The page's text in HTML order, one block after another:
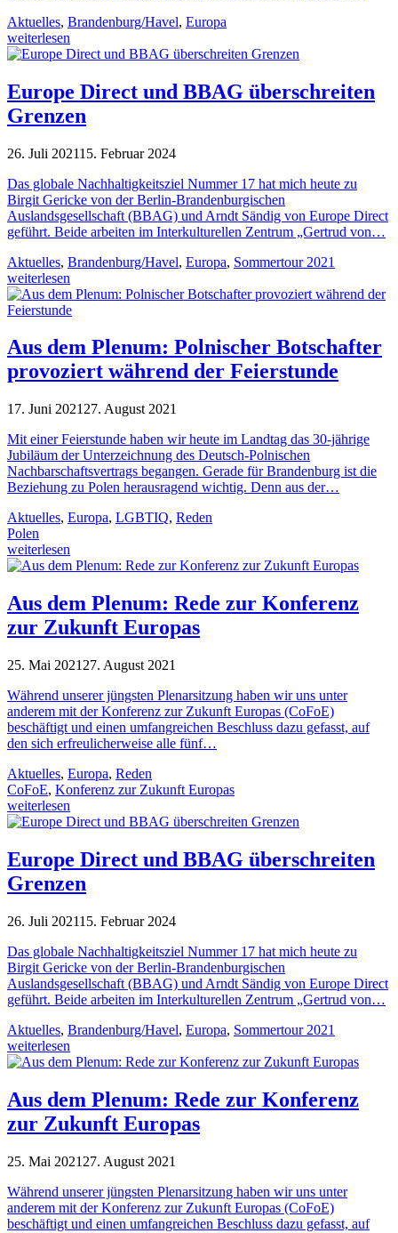
Aktuelles, Brandenburg/Havel, Europa
weiterlesen
Europe Direct und BBAG überschreiten
Grenzen
26. Juli 202115. Februar 2024
Das globale Nachhaltigkeitsziel Nummer 17 hat mich heute zu
Birgit Gericke von der Berlin-Brandenburgischen
Auslandsgesellschaft (BBAG) und Arndt Sändig von Europe Direct
geführt. Beide arbeiten im Interkulturellen Zentrum „Gertrud von…
Aktuelles, Brandenburg/Havel, Europa, Sommertour 2021
weiterlesen
Aus dem Plenum: Polnischer Botschafter
provoziert während der Feierstunde
17. Juni 2021 27. August 2021
Mit einer Feierstunde haben wir heute im Landtag das 30-jährige
Jubiläum der Unterzeichnung des Deutsch-Polnischen
Nachbarschaftsvertrags begangen. Gerade für Brandenburg ist die
Beziehung zu Polen herausragend wichtig. Denn aus der…
Aktuelles, Europa, LGBTIQ, Reden
Polen
weiterlesen
Aus dem Plenum: Rede zur Konferenz
zur Zukunft Europas
25. Mai 2021 27. August 2021
Während unserer jüngsten Plenarsitzung haben wir uns unter
anderem mit der Konferenz zur Zukunft Europas (CoFoE)
beschäftigt und einen umfangreichen Beschluss dazu gefasst, auf
den sich erfreulicherweise alle fünf…
Aktuelles, Europa, Reden
CoFoE, Konferenz zur Zukunft Europas
weiterlesen
Europe Direct und BBAG überschreiten
Grenzen
26. Juli 202115. Februar 2024
Das globale Nachhaltigkeitsziel Nummer 17 hat mich heute zu
Birgit Gericke von der Berlin-Brandenburgischen
Auslandsgesellschaft (BBAG) und Arndt Sändig von Europe Direct
geführt. Beide arbeiten im Interkulturellen Zentrum „Gertrud von…
Aktuelles, Brandenburg/Havel, Europa, Sommertour 2021
weiterlesen
Aus dem Plenum: Rede zur Konferenz
zur Zukunft Europas
25. Mai 2021 27. August 2021
Während unserer jüngsten Plenarsitzung haben wir uns unter
anderem mit der Konferenz zur Zukunft Europas (CoFoE)
beschäftigt und einen umfangreichen Beschluss dazu gefasst, auf